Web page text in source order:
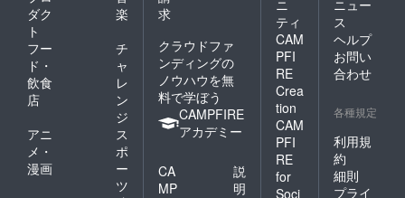
ダク
ト
楽
フー
ド・
飲食
店
チ
ャ
レ
ン
ジ
アニ
メ・
漫画
ス
ポ
ー
ツ
求
クラウドファ
ンディングの
ノウハウを無
料で学ぼう
CAMPFIRE
アカデミー
CA
MP
説
明
ニ
ティ
CAM
PFI
RE
Crea
tion
CAM
PFI
RE
for
Soci
ニュー
ス
ヘルプ
お問い
合わせ
各種規定
利用規
約
細則
プライ